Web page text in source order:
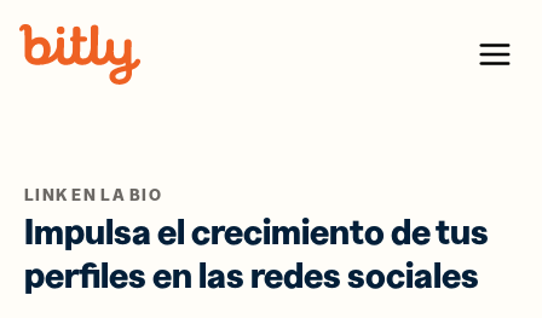
Menu
LINK EN LA BIO
Impulsa el crecimiento de tus
perfiles en las redes sociales